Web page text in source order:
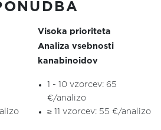
Visoka prioriteta
Analiza vsebnosti
kanabinoidov
1 - 10 vzorcev: 65
€/analizo
≥ 11 vzorcev: 55 €/analizo